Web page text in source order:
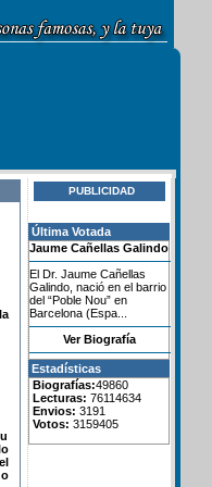
PUBLICIDAD
Última Votada
Jaume Cañellas Galindo
El Dr. Jaume Cañellas
Galindo, nació en el barrio
del “Poble Nou” en
Barcelona (Espa...
Ver Biografía
Estadísticas
Biografías:49860
Lecturas: 76114634
Envios: 3191
Votos: 3159405